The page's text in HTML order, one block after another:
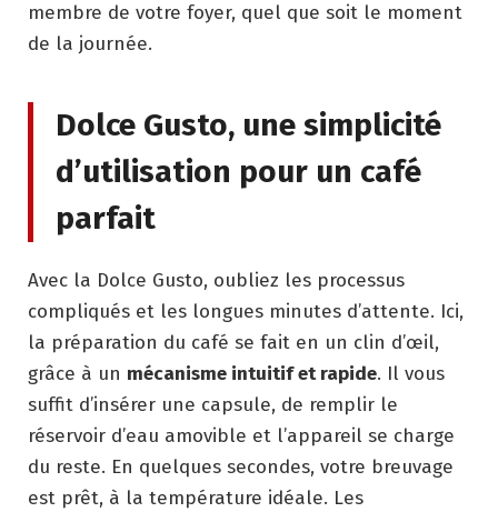
membre de votre foyer, quel que soit le moment
de la journée.
Dolce Gusto, une simplicité
d’utilisation pour un café
parfait
Avec la Dolce Gusto, oubliez les processus
compliqués et les longues minutes d’attente. Ici,
la préparation du café se fait en un clin d’œil,
grâce à un mécanisme intuitif et rapide. Il vous
suffit d’insérer une capsule, de remplir le
réservoir d’eau amovible et l’appareil se charge
du reste. En quelques secondes, votre breuvage
est prêt, à la température idéale. Les